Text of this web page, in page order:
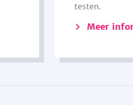
testen.
Meer